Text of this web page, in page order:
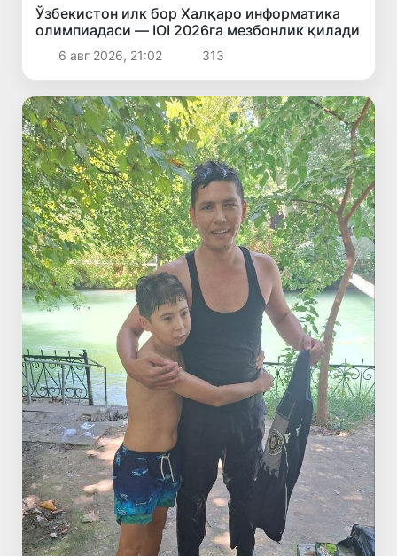
Ўзбекистон илк бор Халқаро информатика
олимпиадаси — IOI 2026га мезбонлик қилади
6 авг 2026, 21:02 313